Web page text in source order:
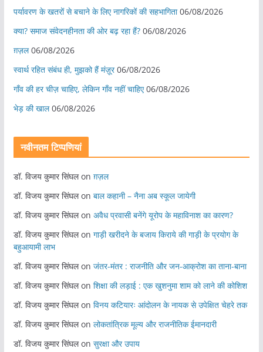
पर्यावरण के खतरों से बचाने के लिए नागरिकों की सहभागिता 06/08/2026
क्या? समाज संवेदनहीनता की ओर बढ़ रहा हैं? 06/08/2026
ग़ज़ल 06/08/2026
स्वार्थ रहित संबंध ही, मुझको हैं मंज़ूर 06/08/2026
गाँव की हर चीज़ चाहिए, लेकिन गाँव नहीं चाहिए 06/08/2026
भेड़ की खाल 06/08/2026
नवीनतम टिप्पणियां
डॉ. विजय कुमार सिंघलon ग़ज़ल
डॉ. विजय कुमार सिंघलon बाल कहानी – नैना अब स्कूल जायेगी
डॉ. विजय कुमार सिंघलon अवैध प्रवासी बनेंगे यूरोप के महाविनाश का कारण?
डॉ. विजय कुमार सिंघलon गाड़ी खरीदने के बजाय किराये की गाड़ी के प्रयोग के
बहुआयामी लाभ
डॉ. विजय कुमार सिंघलon जंतर-मंतर : राजनीति और जन-आक्रोश का ताना-बाना
डॉ. विजय कुमार सिंघलon शिक्षा की लड़ाई : एक खुशनुमा शाम को लाने की कोशिश
डॉ. विजय कुमार सिंघलon विनय कटियारः आंदोलन के नायक से उपेक्षित चेहरे तक
डॉ. विजय कुमार सिंघलon लोकतांत्रिक मूल्य और राजनीतिक ईमानदारी
डॉ. विजय कुमार सिंघलon सुरक्षा और उपाय